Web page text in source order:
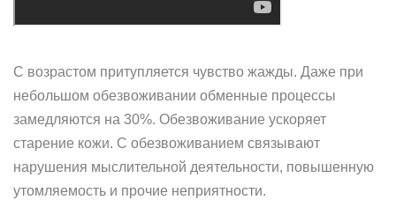
С возрастом притупляется чувство жажды. Даже при
небольшом обезвоживании обменные процессы
замедляются на 30%. Обезвоживание ускоряет
старение кожи. С обезвоживанием связывают
нарушения мыслительной деятельности, повышенную
утомляемость и прочие неприятности.